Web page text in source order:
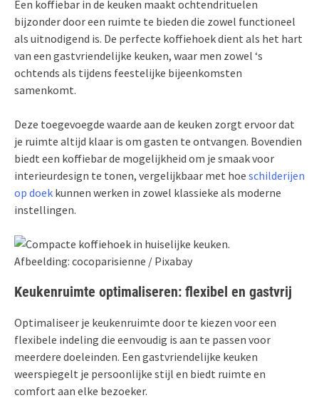
Een koffiebar in de keuken maakt ochtendrituelen
bijzonder door een ruimte te bieden die zowel functioneel
als uitnodigend is. De perfecte koffiehoek dient als het hart
van een gastvriendelijke keuken, waar men zowel ‘s
ochtends als tijdens feestelijke bijeenkomsten
samenkomt.
Deze toegevoegde waarde aan de keuken zorgt ervoor dat
je ruimte altijd klaar is om gasten te ontvangen. Bovendien
biedt een koffiebar de mogelijkheid om je smaak voor
interieurdesign te tonen, vergelijkbaar met hoe schilderijen
op doek kunnen werken in zowel klassieke als moderne
instellingen.
Afbeelding: cocoparisienne / Pixabay
Keukenruimte optimaliseren: flexibel en gastvrij
Optimaliseer je keukenruimte door te kiezen voor een
flexibele indeling die eenvoudig is aan te passen voor
meerdere doeleinden. Een gastvriendelijke keuken
weerspiegelt je persoonlijke stijl en biedt ruimte en
comfort aan elke bezoeker.